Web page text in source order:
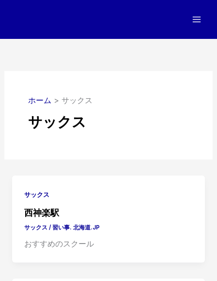
ホーム
サックス
サックス
サックス
西神楽駅
サックス /習い事. 北海道.JP
おすすめのスクール